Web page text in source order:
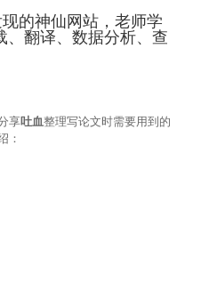
的神仙网站，老师学
、翻译、数据分析、查
享吐血整理写论文时需要用到的
：